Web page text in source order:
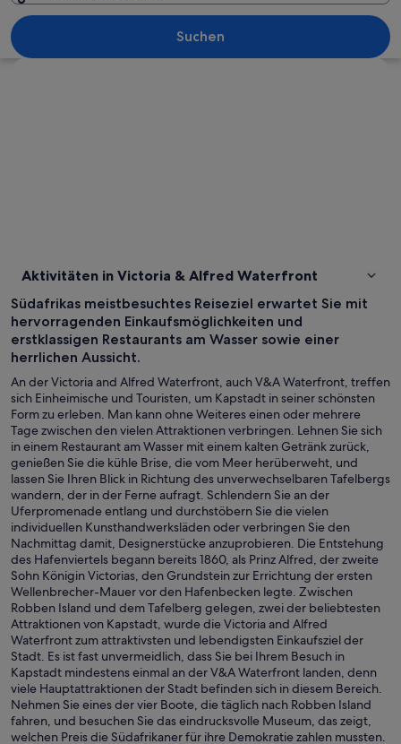
Ein Yachthafen mit vertäuten
Suchen
Aktivitäten in Victoria & Alfred Waterfront
Südafrikas meistbesuchtes Reiseziel erwartet Sie mit
hervorragenden Einkaufsmöglichkeiten und
erstklassigen Restaurants am Wasser sowie einer
herrlichen Aussicht.
An der Victoria and Alfred Waterfront, auch V&A Waterfront, treffen
sich Einheimische und Touristen, um Kapstadt in seiner schönsten
Form zu erleben. Man kann ohne Weiteres einen oder mehrere
Tage zwischen den vielen Attraktionen verbringen. Lehnen Sie sich
in einem Restaurant am Wasser mit einem kalten Getränk zurück,
genießen Sie die kühle Brise, die vom Meer herüberweht, und
lassen Sie Ihren Blick in Richtung des unverwechselbaren Tafelbergs
wandern, der in der Ferne aufragt. Schlendern Sie an der
Uferpromenade entlang und durchstöbern Sie die vielen
individuellen Kunsthandwerksläden oder verbringen Sie den
Nachmittag damit, Designerstücke anzuprobieren. Die Entstehung
des Hafenviertels begann bereits 1860, als Prinz Alfred, der zweite
Sohn Königin Victorias, den Grundstein zur Errichtung der ersten
Wellenbrecher-Mauer vor den Hafenbecken legte. Zwischen
Robben Island und dem Tafelberg gelegen, zwei der beliebtesten
Attraktionen von Kapstadt, wurde die Victoria and Alfred
Waterfront zum attraktivsten und lebendigsten Einkaufsziel der
Stadt. Es ist fast unvermeidlich, dass Sie bei Ihrem Besuch in
Kapstadt mindestens einmal an der V&A Waterfront landen, denn
viele Hauptattraktionen der Stadt befinden sich in diesem Bereich.
Nehmen Sie eines der vier Boote, die täglich nach Robben Island
fahren, und besuchen Sie das eindrucksvolle Museum, das zeigt,
welchen Preis die Südafrikaner für ihre Demokratie zahlen mussten.